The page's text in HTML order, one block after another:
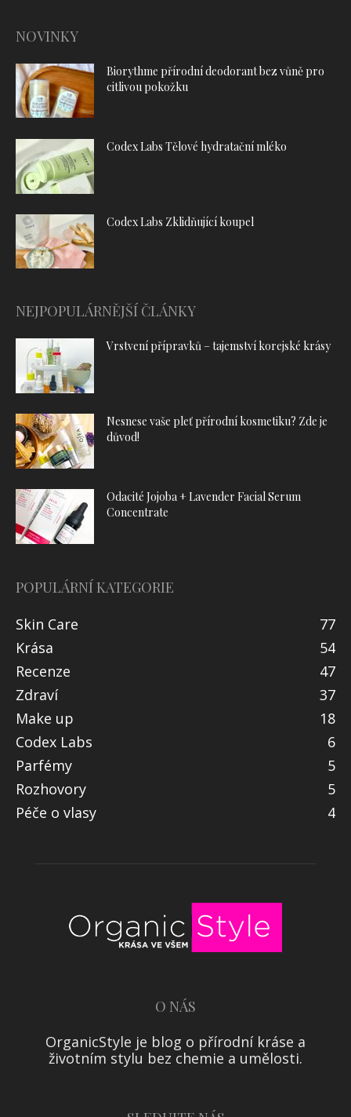
NOVINKY
Biorythme přírodní deodorant bez vůně pro
citlivou pokožku
Codex Labs Tělové hydratační mléko
Codex Labs Zklidňující koupel
NEJPOPULÁRNĚJŠÍ ČLÁNKY
Vrstvení přípravků – tajemství korejské krásy
Nesnese vaše pleť přírodní kosmetiku? Zde je
důvod!
Odacité Jojoba + Lavender Facial Serum
Concentrate
POPULÁRNÍ KATEGORIE
Skin Care
77
Krása
54
Recenze
47
Zdraví
37
Make up
18
Codex Labs
6
Parfémy
5
Rozhovory
5
Péče o vlasy
4
O NÁS
OrganicStyle je blog o přírodní kráse a
životním stylu bez chemie a umělosti.